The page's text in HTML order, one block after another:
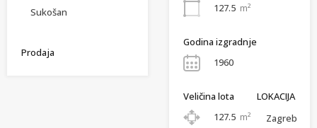
Sukošan
Prodaja
127.5 m²
Godina izgradnje
1960
Veličina lota
127.5 m²
LOKACIJA
Zagreb